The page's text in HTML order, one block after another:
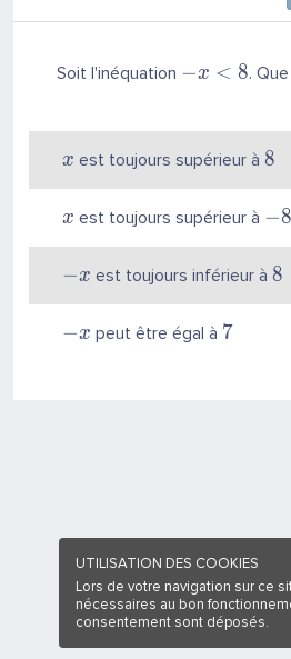
Soit l'inéquation −x < 8.
x est toujours supérieur à 8
x est toujours supérieur à −8
−x est toujours inférieur à 8
−x peut être égal à 7
UTILISATION DES COOKIES
Lors de votre navigation sur ce
nécessaires au bon
consentement sont déposés.